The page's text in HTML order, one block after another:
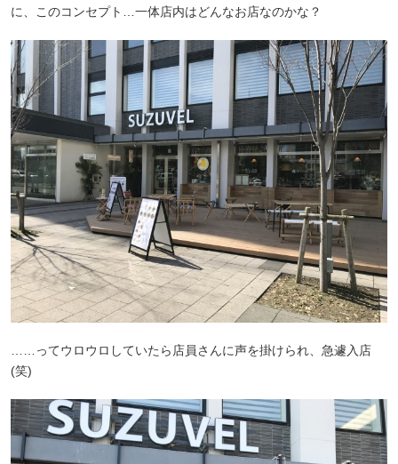
に、このコンセプト…一体店内はどんなお店なのかな？
……ってウロウロしていたら店員さんに声を掛けられ、急遽入店
(笑)